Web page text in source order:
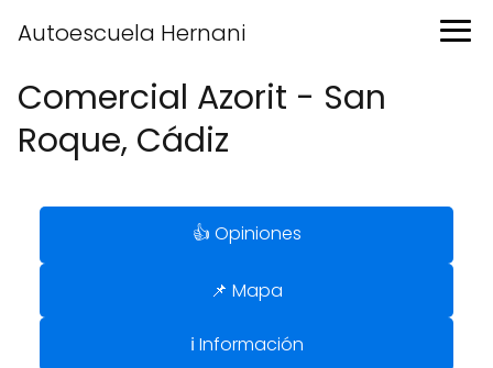
Autoescuela Hernani
Comercial Azorit - San
Roque, Cádiz
👍 Opiniones
📌 Mapa
ℹ️ Información